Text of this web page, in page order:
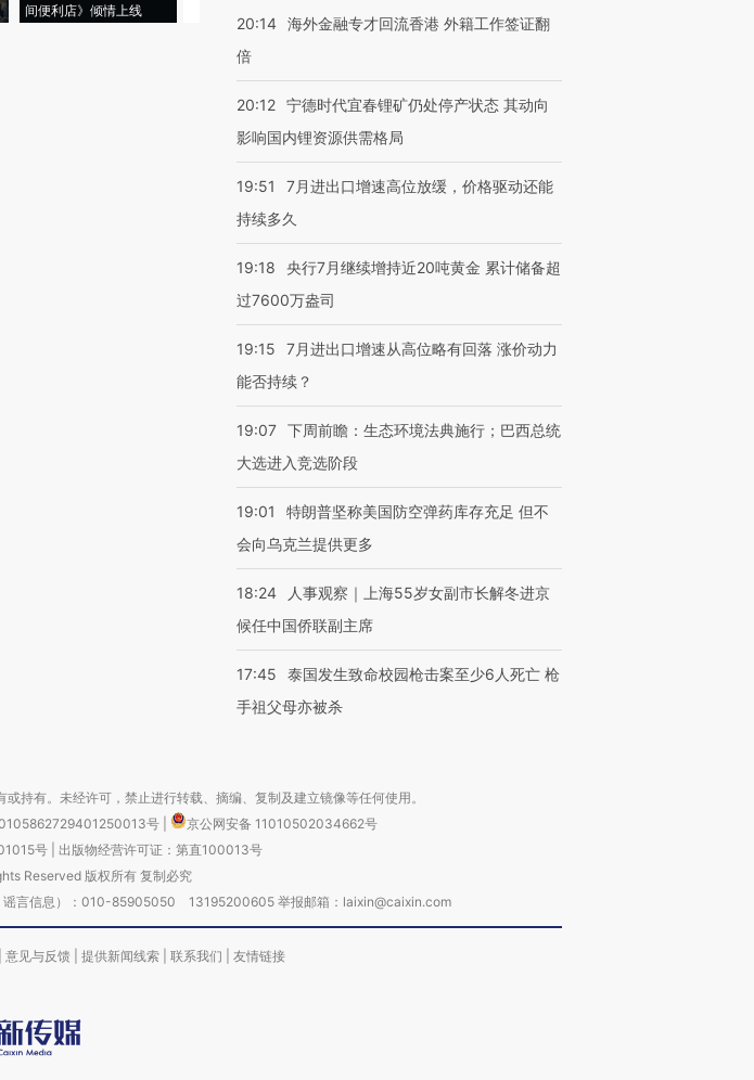
间便利店》倾情上线
20:14 海外金融专才回流香港 外籍工作签证翻
倍
20:12 宁德时代宜春锂矿仍处停产状态 其动向
影响国内锂资源供需格局
19:51
7月进出口增速高位放缓，价格驱动还能
持续多久
19:18
央行7月继续增持近20吨黄金 累计储备超
过7600万盎司
19:15
7月进出口增速从高位略有回落 涨价动力
能否持续？
19:07 下周前瞻：生态环境法典施行；巴西总统
大选进入竞选阶段
19:01
特朗普坚称美国防空弹药库存充足 但不
会向乌克兰提供更多
18:24
人事观察｜上海55岁女副市长解冬进京
候任中国侨联副主席
17:45
泰国发生致命校园枪击案至少6人死亡 枪
手祖父母亦被杀
持有。未经许可，禁止进行转载、摘编、复制及建立镜像等任何使用。
号
京公网安备 11010502034662号
号| 出版物经营许可证：第直100013号
Reserved 版权所有 复制必究
谣言信息）：010-85905050 13195200605 举报邮箱：laixin@caixin.com
意见与反馈 提供新闻线索 联系我们 友情链接